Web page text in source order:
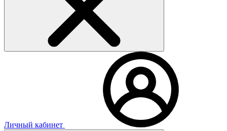
Личный кабинет